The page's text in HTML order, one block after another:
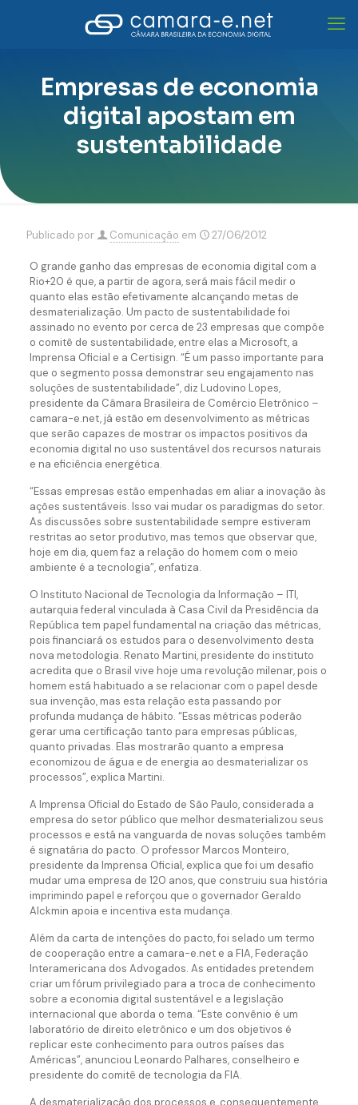
Empresas de economia
digital apostam em
sustentabilidade
Publicado por Comunicação em 27/06/2012
O grande ganho das empresas de economia digital com a
Rio+20 é que, a partir de agora, será mais fácil medir o
quanto elas estão efetivamente alcançando metas de
desmaterialização. Um pacto de sustentabilidade foi
assinado no evento por cerca de 23 empresas que compõe
o comitê de sustentabilidade, entre elas a Microsoft, a
Imprensa Oficial e a Certisign. “É um passo importante para
que o segmento possa demonstrar seu engajamento nas
soluções de sustentabilidade”, diz Ludovino Lopes,
presidente da Câmara Brasileira de Comércio Eletrônico –
camara-e.net, já estão em desenvolvimento as métricas
que serão capazes de mostrar os impactos positivos da
economia digital no uso sustentável dos recursos naturais
e na eficiência energética.
“Essas empresas estão empenhadas em aliar a inovação às
ações sustentáveis. Isso vai mudar os paradigmas do setor.
As discussões sobre sustentabilidade sempre estiveram
restritas ao setor produtivo, mas temos que observar que,
hoje em dia, quem faz a relação do homem com o meio
ambiente é a tecnologia”, enfatiza.
O Instituto Nacional de Tecnologia da Informação – ITI,
autarquia federal vinculada à Casa Civil da Presidência da
República tem papel fundamental na criação das métricas,
pois financiará os estudos para o desenvolvimento desta
nova metodologia. Renato Martini, presidente do instituto
acredita que o Brasil vive hoje uma revolução milenar, pois o
homem está habituado a se relacionar com o papel desde
sua invenção, mas esta relação esta passando por
profunda mudança de hábito. “Essas métricas poderão
gerar uma certificação tanto para empresas públicas,
quanto privadas. Elas mostrarão quanto a empresa
economizou de água e de energia ao desmaterializar os
processos”, explica Martini.
A Imprensa Oficial do Estado de São Paulo, considerada a
empresa do setor público que melhor desmaterializou seus
processos e está na vanguarda de novas soluções também
é signatária do pacto. O professor Marcos Monteiro,
presidente da Imprensa Oficial, explica que foi um desafio
mudar uma empresa de 120 anos, que construiu sua história
imprimindo papel e reforçou que o governador Geraldo
Alckmin apoia e incentiva esta mudança.
Além da carta de intenções do pacto, foi selado um termo
de cooperação entre a camara-e.net e a FIA, Federação
Interamericana dos Advogados. As entidades pretendem
criar um fórum privilegiado para a troca de conhecimento
sobre a economia digital sustentável e a legislação
internacional que aborda o tema. “Este convênio é um
laboratório de direito eletrônico e um dos objetivos é
replicar este conhecimento para outros países das
Américas”, anunciou Leonardo Palhares, conselheiro e
presidente do comitê de tecnologia da FIA.
A desmaterialização dos processos e, consequentemente,